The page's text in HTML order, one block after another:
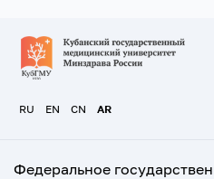
RU EN CN AR
Федеральное